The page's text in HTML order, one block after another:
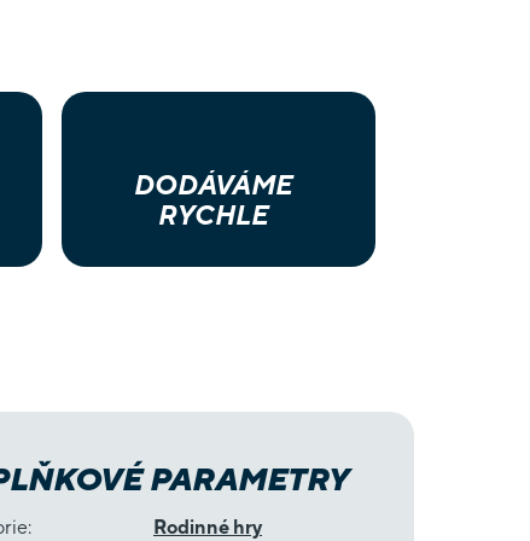
DODÁVÁME
RYCHLE
PARAMETRY
: Rodinné hry